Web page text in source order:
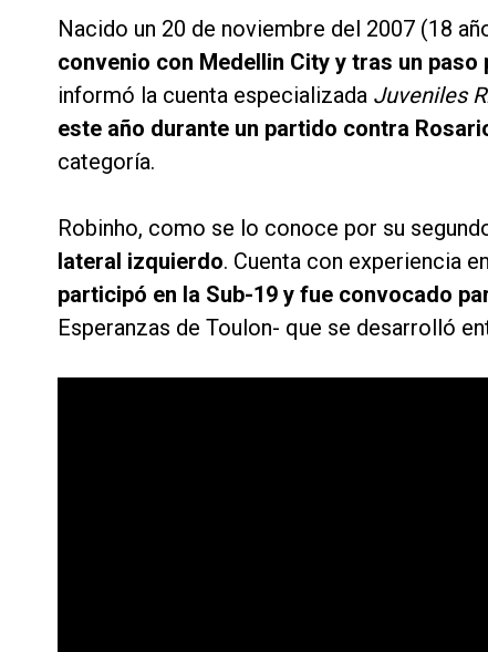
Nacido un 20 de noviembre del 2007 (18
convenio con Medellin City y tras un
informó la cuenta especializada Juveniles
este año durante un partido contra
categoría.
Robinho, como se lo conoce por su
lateral izquierdo. Cuenta con experiencia
participó en la Sub-19 y fue convocado
Esperanzas de Toulon- que se desarrolló